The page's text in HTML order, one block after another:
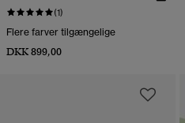
(1)
Flere farver tilgængelige
DKK 899,00